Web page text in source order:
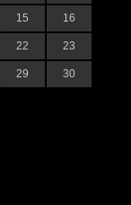
15 16
22 23
29 30